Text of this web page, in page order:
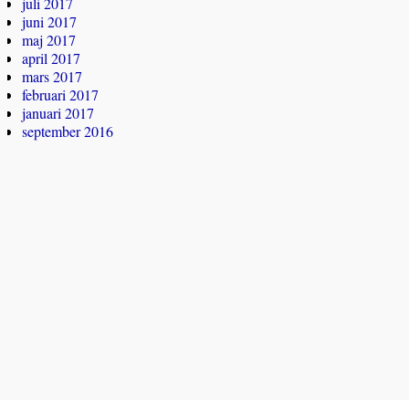
juni 2017
maj 2017
april 2017
mars 2017
februari 2017
januari 2017
september 2016